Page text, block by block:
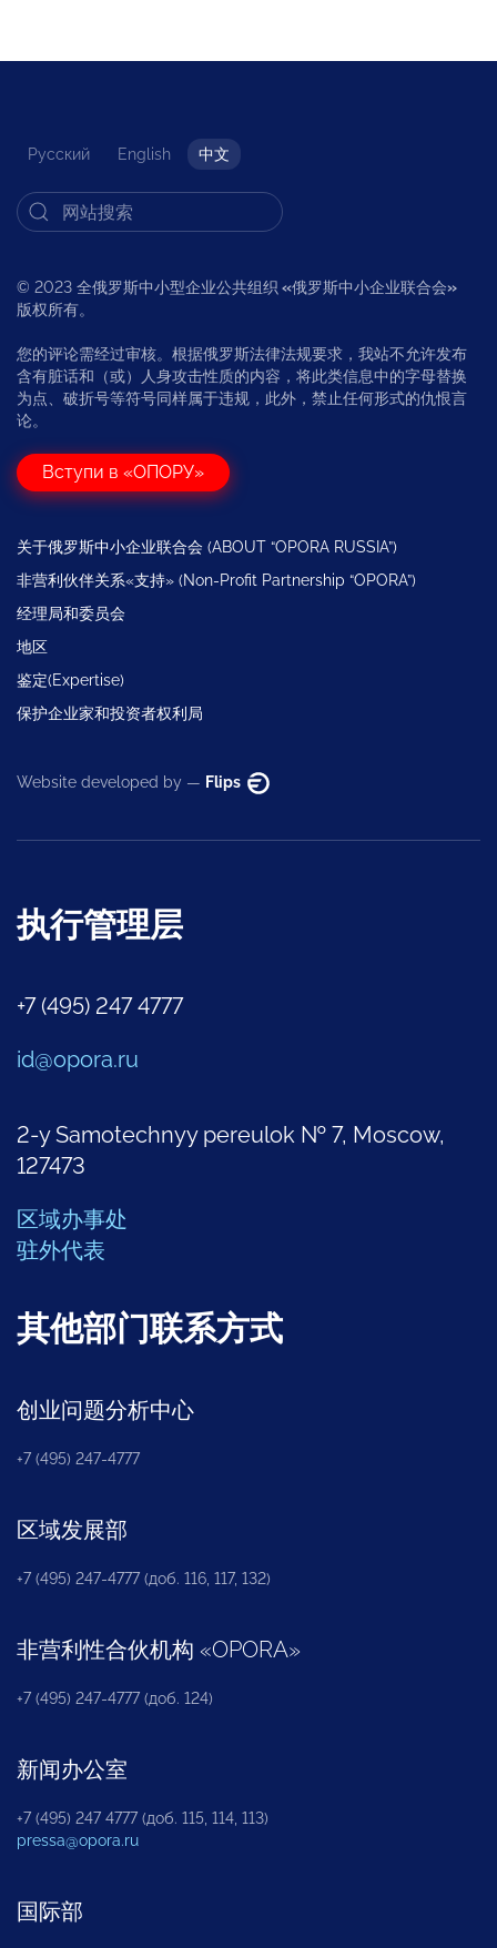
Русский English 中文
© 2023 全俄罗斯中小型企业公共组织 «俄罗斯中小企业联合会»
版权所有。
您的评论需经过审核。根据俄罗斯法律法规要求，我站不允许发布
含有脏话和（或）人身攻击性质的内容，将此类信息中的字母替换
为点、破折号等符号同样属于违规，此外，禁止任何形式的仇恨言
论。
Вступи в «ОПОРУ»
关于俄罗斯中小企业联合会 (ABOUT “OPORA RUSSIA”)
非营利伙伴关系«支持» (Non-Profit Partnership “OPORA”)
经理局和委员会
地区
鉴定(Expertise)
保护企业家和投资者权利局
Website developed by — Flips
执行管理层
+7 (495) 247 4777
id@opora.ru
2-y Samotechnyy pereulok № 7, Moscow,
127473
区域办事处
驻外代表
其他部门联系方式
创业问题分析中心
+7 (495) 247-4777
区域发展部
+7 (495) 247-4777 (доб. 116, 117, 132)
非营利性合伙机构 «OPORA»
+7 (495) 247-4777 (доб. 124)
新闻办公室
+7 (495) 247 4777 (доб. 115, 114, 113)
pressa@opora.ru
国际部